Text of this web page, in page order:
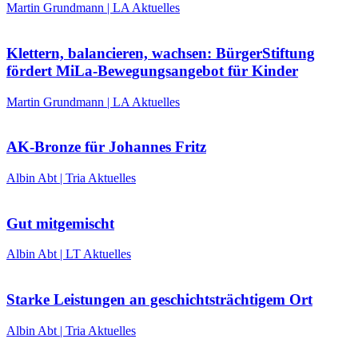
Martin Grundmann | LA Aktuelles
Klettern, balancieren, wachsen: BürgerStiftung
fördert MiLa-Bewegungsangebot für Kinder
Martin Grundmann | LA Aktuelles
AK-Bronze für Johannes Fritz
Albin Abt | Tria Aktuelles
Gut mitgemischt
Albin Abt | LT Aktuelles
Starke Leistungen an geschichtsträchtigem Ort
Albin Abt | Tria Aktuelles